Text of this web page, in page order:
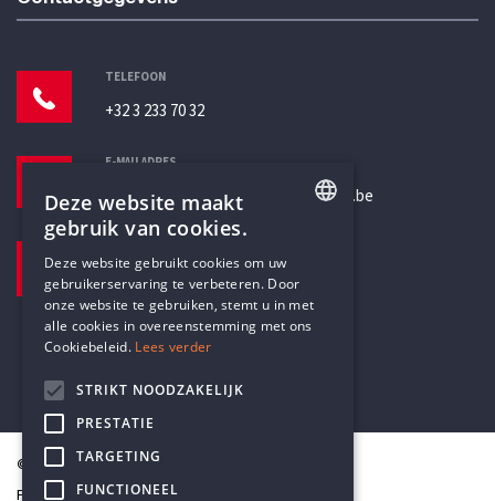
TELEFOON
+32 3 233 70 32
E-MAILADRES
secretariaat@humanistischverbond.be
Pottenbrug 4
Antwerpen, 2000
© Humanistisch Verbond 2026
Privacy
DUTCH
Deze website maakt
gebruik van cookies.
Deze website gebruikt cookies om uw
gebruikerservaring te verbeteren. Door
onze website te gebruiken, stemt u in met
alle cookies in overeenstemming met ons
Cookiebeleid. Lees verder
STRIKT NOODZAKELIJK
PRESTATIE
TARGETING
FUNCTIONEEL